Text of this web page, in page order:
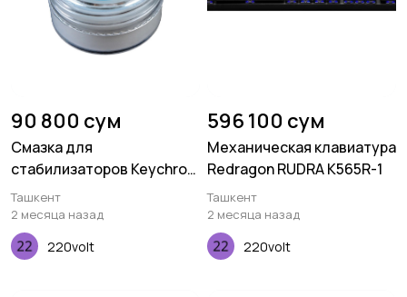
90 800 сум
Смазка для
стабилизаторов Keychron
KLube205
Ташкент
2 месяца назад
220volt
596 100 сум
Механическая клавиатура
Redragon RUDRA K565R-1
Ташкент
2 месяца назад
220volt